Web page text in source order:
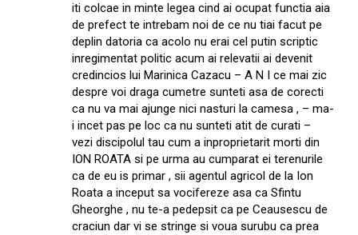
iti colcae in minte legea cind ai ocupat functia aia
de prefect te intrebam noi de ce nu tiai facut pe
deplin datoria ca acolo nu erai cel putin scriptic
inregimentat politic acum ai relevatii ai devenit
credincios lui Marinica Cazacu – A N I ce mai zic
despre voi draga cumetre sunteti asa de corecti
ca nu va mai ajunge nici nasturi la camesa , – ma-
i incet pas pe loc ca nu sunteti atit de curati –
vezi discipolul tau cum a inproprietarit morti din
ION ROATA si pe urma au cumparat ei terenurile
ca de eu is primar , sii agentul agricol de la Ion
Roata a inceput sa vocifereze asa ca Sfintu
Gheorghe , nu te-a pedepsit ca pe Ceausescu de
craciun dar vi se stringe si voua surubu ca prea